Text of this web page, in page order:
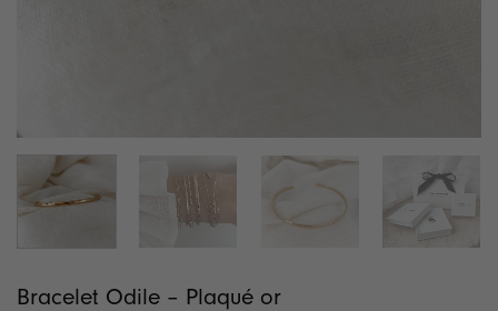
Bracelet Odile – Plaqué or